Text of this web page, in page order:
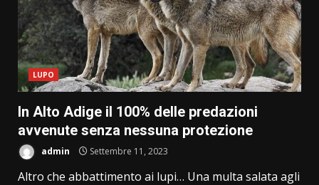
LUPO
In Alto Adige il 100% delle predazioni
avvenute senza nessuna protezione
admin Settembre 11, 2023
Altro che abbattimento ai lupi… Una multa salata agli